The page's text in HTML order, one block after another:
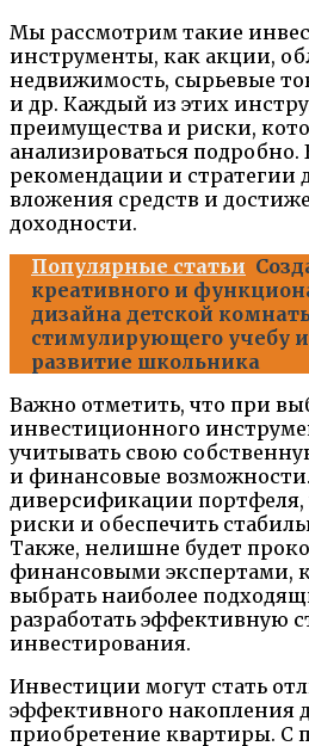
Мы рассмотрим такие
инструменты, как акции,
недвижимость, сырьевые
и др. Каждый из этих
преимущества и риски,
анализироваться подробно.
рекомендации и стратегии
вложения средств и
доходности.
Популярные статьи
креативного и
дизайна детской
стимулирующего учебу и
развитие школьника
Важно отметить, что при
инвестиционного
учитывать свою
и финансовые
диверсификации портфеля,
риски и обеспечить
Также, нелишне будет
финансовыми экспертами,
выбрать наиболее
разработать эффективную
инвестирования.
Инвестиции могут стать
эффективного накопления
приобретение квартиры. С